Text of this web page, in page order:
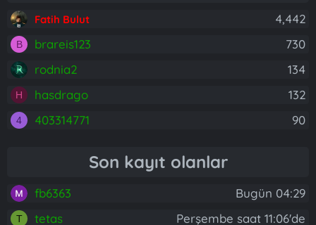
Fatih Bulut 4,442
B brareis123
730
rodnia2
134
H hasdrago 132
4 403314771 90
Son kayıt olanlar
fb6363 Bugün 04:29
T tetas
Perşembe saat 11:06'de